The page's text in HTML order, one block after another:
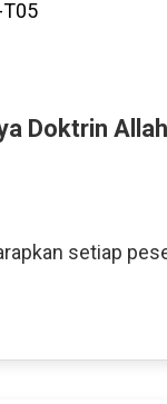
T05
Doktrin
setiap